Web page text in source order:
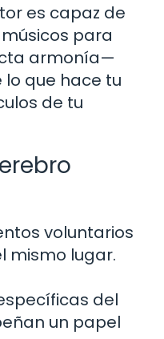
es capaz de
para
armonía—
lo que hace tu
de tu
voluntarios
mismo lugar.
del
un papel